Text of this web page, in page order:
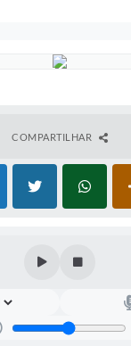
COMPARTILHAR